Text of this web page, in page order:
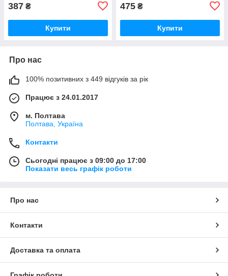
387 ₴
Купити
475 ₴
Купити
Про нас
100% позитивних з 449 відгуків за рік
Працює з 24.01.2017
м. Полтава
Полтава, Україна
Контакти
Сьогодні працює з 09:00 до 17:00
Показати весь графік роботи
Про нас
Контакти
Доставка та оплата